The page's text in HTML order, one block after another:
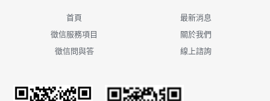
首頁
最新消息
徵信服務項目
關於我們
徵信問與答
線上諮詢